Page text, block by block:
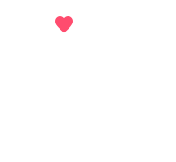
favorite